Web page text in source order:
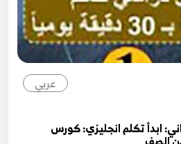
عربي
ابدأ تكلم انجليزي: كورس